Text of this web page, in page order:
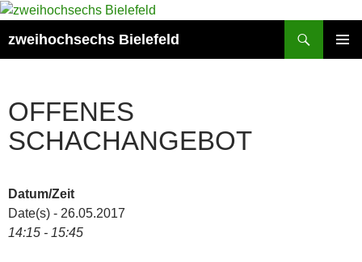
Zum
springen
zweihochsechs Bielefeld
OFFENES
SCHACHANGEBOT
Datum/Zeit
Date(s) - 26.05.2017
14:15 - 15:45